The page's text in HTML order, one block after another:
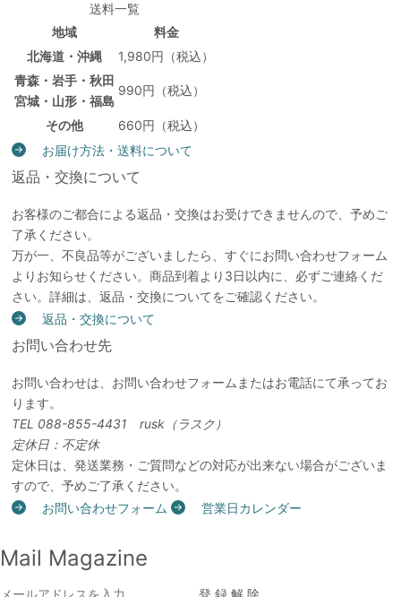
送料一覧
地域
料金
北海道・沖縄
1,980円（税込）
青森・岩手・秋田
宮城・山形・福島
990円（税込）
その他
660円（税込）
お届け方法・送料について
返品・交換について
お客様のご都合による返品・交換はお受けできませんので、予めご
了承ください。
万が一、不良品等がございましたら、すぐにお問い合わせフォーム
よりお知らせください。商品到着より3日以内に、必ずご連絡くだ
さい。詳細は、返品・交換についてをご確認ください。
返品・交換について
お問い合わせ先
お問い合わせは、お問い合わせフォームまたはお電話にて承ってお
ります。
TEL 088-855-4431 rusk（ラスク）
定休日：不定休
定休日は、発送業務・ご質問などの対応が出来ない場合がございま
すので、予めご了承ください。
お問い合わせフォーム
営業日カレンダー
Mail Magazine